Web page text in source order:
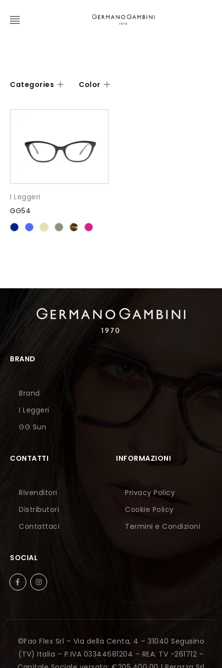
Categories Color
I Leggeri
GG54
BRAND
Brand
I Leggeri
GG Sun
CONTATTI
Rivenditori
Distributori
Contattaci
INFORMAZIONI
Privacy Policy
Cookie Policy
Termini e Condizioni
SOCIAL
©Fao Flex Srl – Via della Centa, 4 – 31040 Segusino
(TV) Italia – P.IVA 03344681204 – REA: TV -261712 –